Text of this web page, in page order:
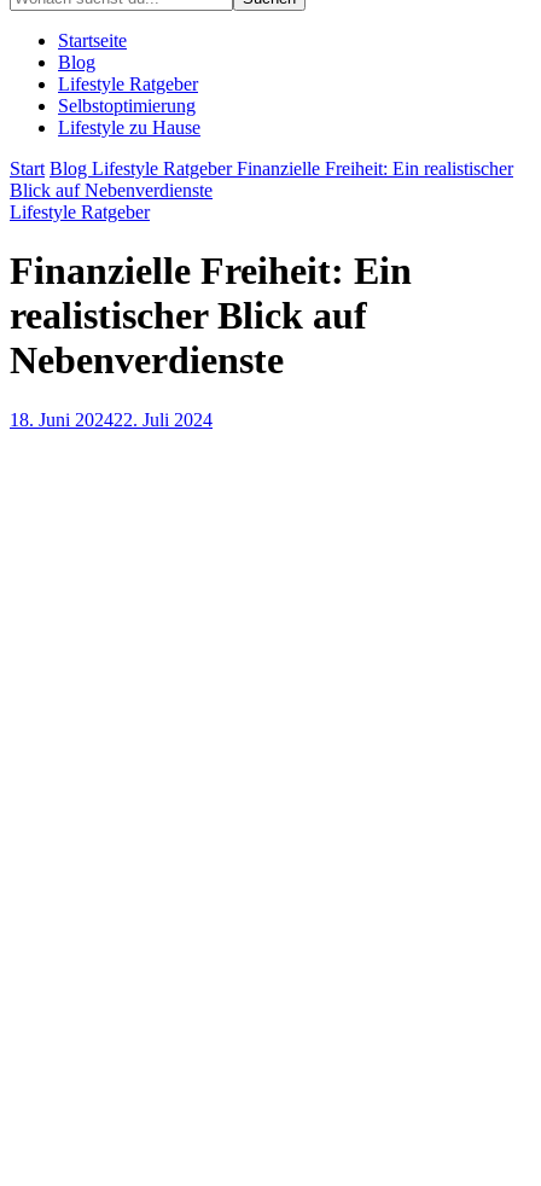
Startseite
Blog
Lifestyle Ratgeber
Selbstoptimierung
Lifestyle zu Hause
Start Blog Lifestyle RatgeberFinanzielle Freiheit: Ein realistischer
Blick auf Nebenverdienste
Lifestyle Ratgeber
Finanzielle Freiheit: Ein
realistischer Blick auf
Nebenverdienste
18. Juni 202422. Juli 2024